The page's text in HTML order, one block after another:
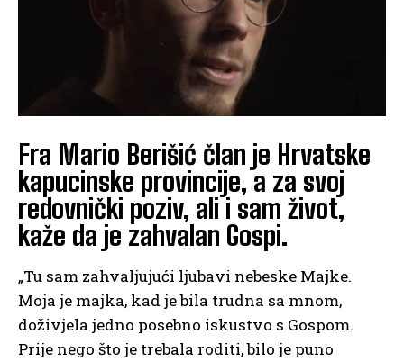
Fra Mario Berišić član je Hrvatske
kapucinske provincije, a za svoj
redovnički poziv, ali i sam život,
kaže da je zahvalan Gospi.
„Tu sam zahvaljujući ljubavi nebeske Majke.
Moja je majka, kad je bila trudna sa mnom,
doživjela jedno posebno iskustvo s Gospom.
Prije nego što je trebala roditi, bilo je puno